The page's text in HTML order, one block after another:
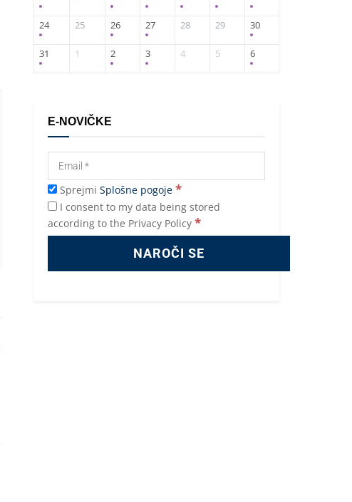
24 25 26 27 28 29 30
31 1 2 3 4 5 6
E-NOVIČKE
Sprejmi Splošne pogoje *
I consent to my data being stored
according to the Privacy Policy *